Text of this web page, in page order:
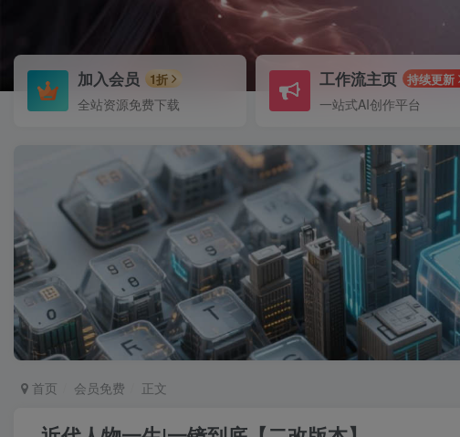
加入会员 1折
全站资源免费下载
工作流主页 持续更新
一站式AI创作平台
首页 会员免费 正文